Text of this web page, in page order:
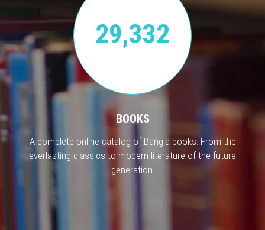
29,332
BOOKS
A complete online catalog of Bangla books. From the
everlasting classics to modern literature of the future
generation.